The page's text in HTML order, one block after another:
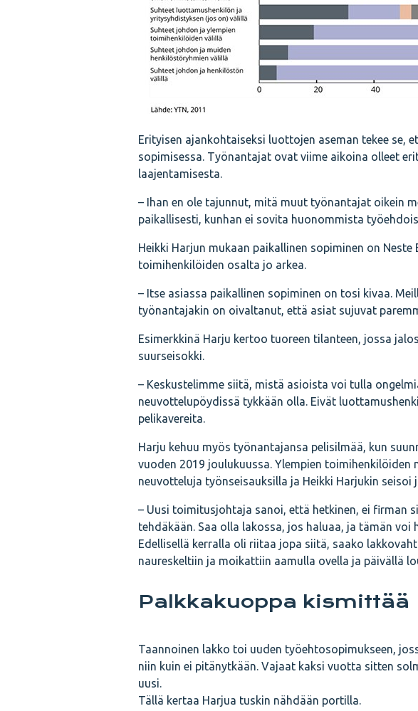
Erityisen ajankohtaiseksi luottojen aseman tekee se,
sopimisessa. Työnantajat ovat viime aikoina olleet
laajentamisesta.
– Ihan en ole tajunnut, mitä muut työnantajat oikein
paikallisesti, kunhan ei sovita huonommista
Heikki Harjun mukaan paikallinen sopiminen on
toimihenkilöiden osalta jo arkea.
– Itse asiassa paikallinen sopiminen on tosi kivaa.
työnantajakin on oivaltanut, että asiat sujuvat
Esimerkkinä Harju kertoo tuoreen tilanteen, jossa
suurseisokki.
– Keskustelimme siitä, mistä asioista voi tulla
neuvottelupöydissä tykkään olla. Eivät
pelikavereita.
Harju kehuu myös työnantajansa pelisilmää, kun
vuoden 2019 joulukuussa. Ylempien
neuvotteluja työnseisauksilla ja Heikki Harjukin
– Uusi toimitusjohtaja sanoi, että hetkinen, ei firman
tehdäkään. Saa olla lakossa, jos haluaa, ja tämän
Edellisellä kerralla oli riitaa jopa siitä, saako
naureskeltiin ja moikattiin aamulla ovella ja päivällä
Palkkakuoppa kismittää
Taannoinen lakko toi uuden työehtosopimukseen,
niin kuin ei pitänytkään. Vajaat kaksi vuotta sitten
uusi.
Tällä kertaa Harjua tuskin nähdään portilla.